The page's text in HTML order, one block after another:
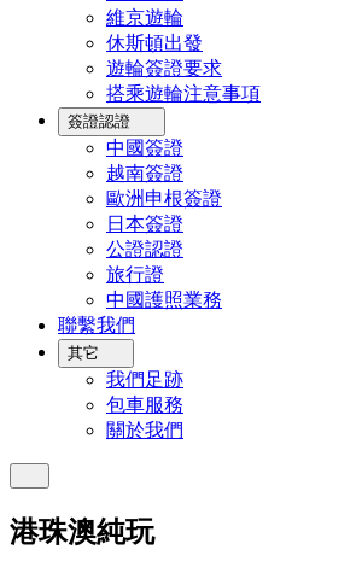
維京遊輪
休斯頓出發
遊輪簽證要求
搭乘遊輪注意事項
簽證認證
中國簽證
越南簽證
歐洲申根簽證
日本簽證
公證認證
旅行證
中國護照業務
聯繫我們
其它
我們足跡
包車服務
關於我們
港珠澳純玩